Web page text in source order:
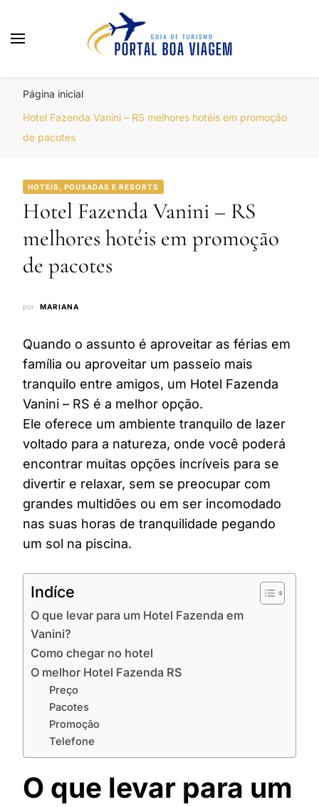
Página inicial
Hotel Fazenda Vanini – RS melhores hotéis em promoção
de pacotes
HOTÉIS, POUSADAS E RESORTS
Hotel Fazenda Vanini – RS
melhores hotéis em promoção
de pacotes
por MARIANA
Quando o assunto é aproveitar as férias em
família ou aproveitar um passeio mais
tranquilo entre amigos, um Hotel Fazenda
Vanini – RS é a melhor opção.
Ele oferece um ambiente tranquilo de lazer
voltado para a natureza, onde você poderá
encontrar muitas opções incríveis para se
divertir e relaxar, sem se preocupar com
grandes multidões ou em ser incomodado
nas suas horas de tranquilidade pegando
um sol na piscina.
Indíce
O que levar para um Hotel Fazenda em
Vanini?
Como chegar no hotel
O melhor Hotel Fazenda RS
Preço
Pacotes
Promoção
Telefone
O que levar para um